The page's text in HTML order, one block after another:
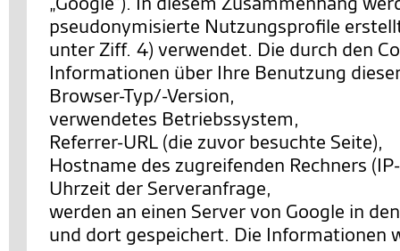
pseudonymisierte Nutzungsprofile
unter Ziff. 4) verwendet. Die durch den
Informationen über Ihre Benutzung
Browser-Typ/-Version,
verwendetes Betriebssystem,
Referrer-URL (die zuvor besuchte Seite),
Hostname des zugreifenden Rechners
Uhrzeit der Serveranfrage,
werden an einen Server von Google in
und dort gespeichert. Die Informationen